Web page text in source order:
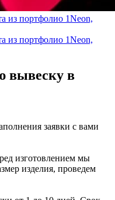
вывеску в
заявки с вами
изготовлением мы
изделия, проведем